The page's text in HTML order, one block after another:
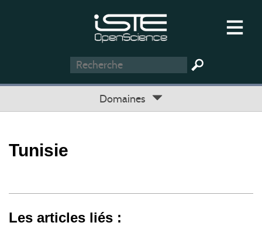
Domaines
Tunisie
Les articles liés :